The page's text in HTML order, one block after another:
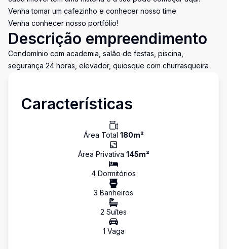
Venha tomar um cafezinho e conhecer nosso time
Venha conhecer nosso portfólio!
Descrição empreendimento
Condomínio com academia, salão de festas, piscina,
segurança 24 horas, elevador, quiosque com churrasqueira
Características
Área Total 180m²
Área Privativa 145m²
4 Dormitórios
3 Banheiros
2 Suítes
1 Vaga